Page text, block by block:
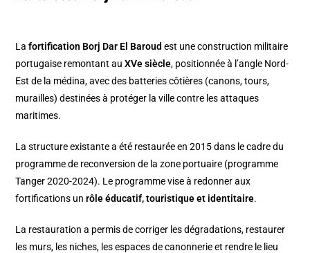
Lafortification Borj Dar El Baroud est une construction militaire
portugaise remontant auXVe siècle, positionnée à l’angle Nord-
Est de la médina, avec des batteries côtières (canons, tours,
murailles) destinées à protéger la ville contre les attaques
maritimes.
La structure existante a été restaurée en 2015 dans le cadre du
programme de reconversion de la zone portuaire (programme
Tanger 2020-2024). Le programme vise à redonner aux
fortifications unrôle éducatif, touristique et identitaire.
La restauration a permis de corriger les dégradations, restaurer
les murs, les niches, les espaces de canonnerie et rendre le lieu